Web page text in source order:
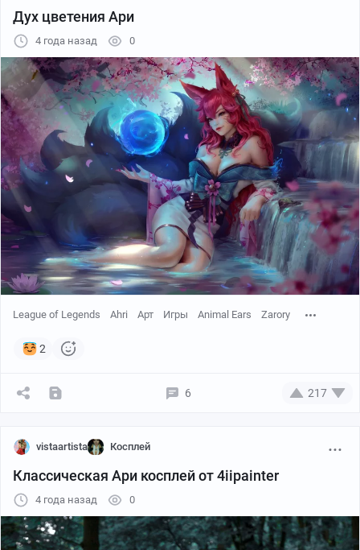
ILLUSTRena Illusion
Дух цветения Ари
4 года назад 0
League of Legends Ahri Арт Игры Animal Ears Zarory
2
6 217
vistaartista Косплей
Классическая Ари косплей от 4iipainter
4 года назад 0